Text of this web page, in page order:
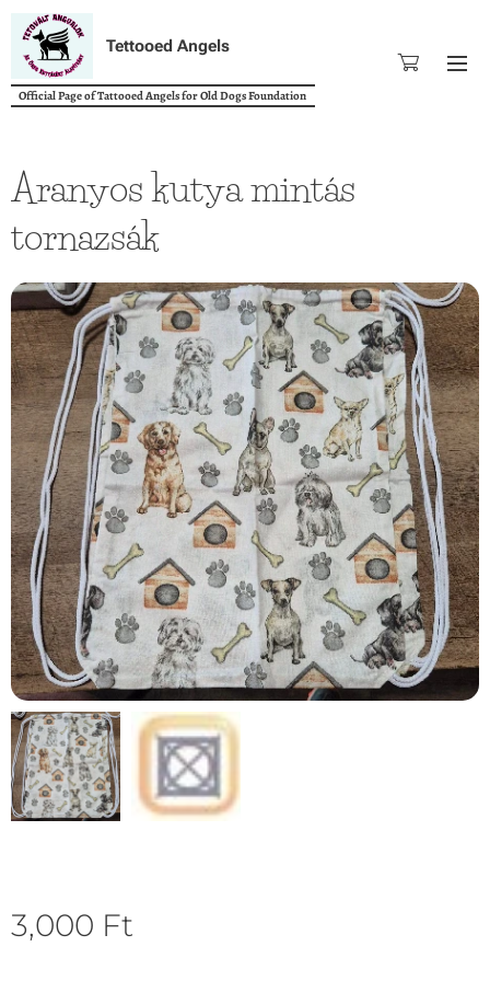
Tettooed Angels
Official Page of Tattooed Angels for Old Dogs Foundation
Aranyos kutya mintás
tornazsák
3,000 Ft